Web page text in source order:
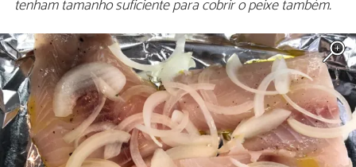
tenham tamanho suficiente para cobrir o peixe também.